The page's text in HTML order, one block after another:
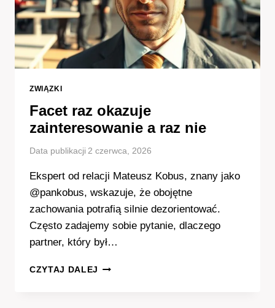
ZWIĄZKI
Facet raz okazuje
zainteresowanie a raz nie
Data publikacji 2 czerwca, 2026
Ekspert od relacji Mateusz Kobus, znany jako
@pankobus, wskazuje, że obojętne
zachowania potrafią silnie dezorientować.
Często zadajemy sobie pytanie, dlaczego
partner, który był…
CZYTAJ DALEJ FACET